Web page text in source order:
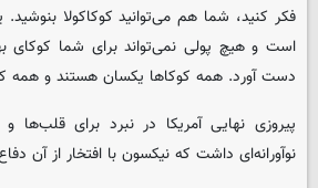
فکر کنید، شما هم می‌توانید کوکاکولا بنوشید.
است و هیچ پولی نمی‌تواند برای شما کوکای
دست آورد. همه کوکاها یکسان هستند و همه
پیروزی نهایی آمریکا در نبرد برای
نوآورانه‌ای داشت که نیکسون با افتخار از آن